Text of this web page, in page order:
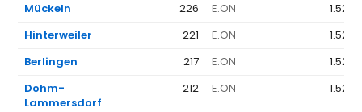
Mückeln
226 E.ON
1.523
Hinterweiler
221 E.ON
1.523
Berlingen
217 E.ON
1.523
Dohm-
Lammersdorf
212 E.ON 1.523